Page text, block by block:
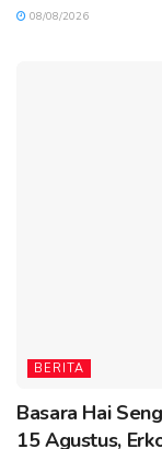
08/08/2026
BERITA
Basara Hai
15 Agustus,